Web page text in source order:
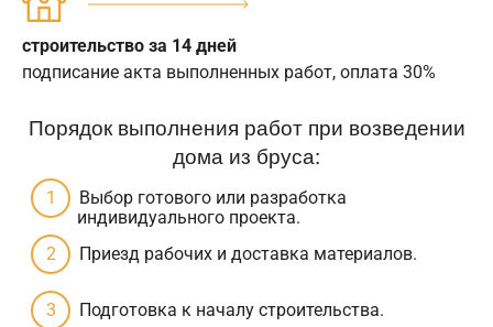
строительство за 14 дней
подписание акта выполненных работ, оплата 30%
Порядок выполнения работ при возведении
дома из бруса:
Выбор готового или разработка
индивидуального проекта.
Приезд рабочих и доставка материалов.
Подготовка к началу строительства.